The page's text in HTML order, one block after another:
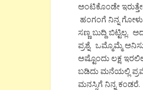
ಅಂಟಿಕೊಂಡೇ
ಹಂಗಂಗೆ ನಿನ್ನ
ಸಣ್ಣ ಬುದ್ದಿ
ಪ್ರಶ್ನೆ. ಒಮ್ಮೊಮ್ಮೆ
ಅಷ್ಟೊಂದು ಲಕ್ಷ
ಬಡಿದು ಮನೆಯಲ್ಲಿ
ಮನಸ್ಸಿಗೆ ನಿನ್ನ